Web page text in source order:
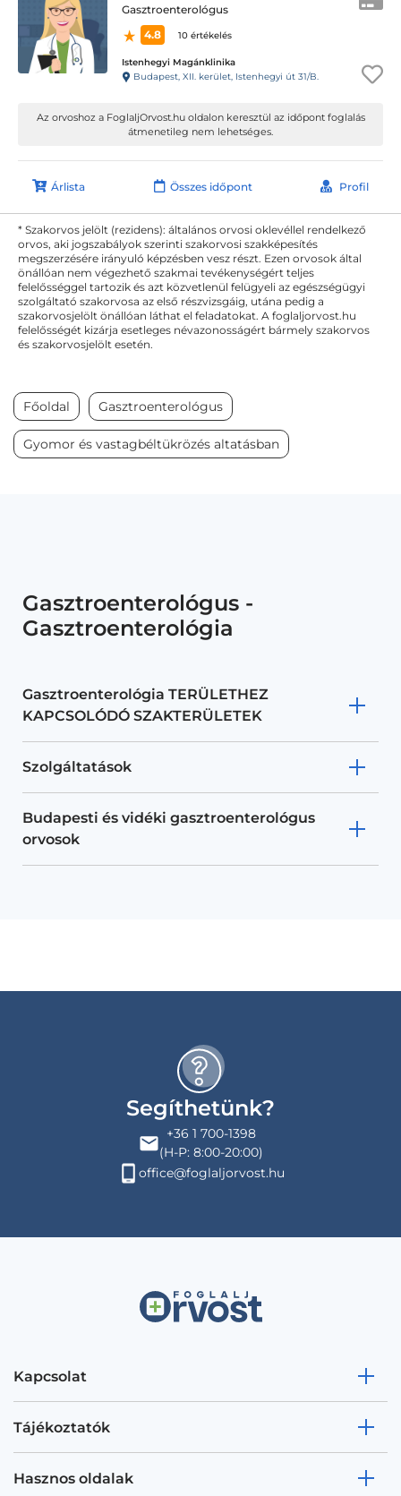
Gasztroenterológus
4.8
10 értékelés
Istenhegyi Magánklinika
Budapest, XII. kerület, Istenhegyi út 31/B.
Az orvoshoz a FoglaljOrvost.hu oldalon keresztül az időpont foglalás
átmenetileg nem lehetséges.
Árlista Összes időpont Profil
* Szakorvos jelölt (rezidens): általános orvosi oklevéllel rendelkező
orvos, aki jogszabályok szerinti szakorvosi szakképesítés
megszerzésére irányuló képzésben vesz részt. Ezen orvosok által
önállóan nem végezhető szakmai tevékenységért teljes
felelősséggel tartozik és azt közvetlenül felügyeli az egészségügyi
szolgáltató szakorvosa az első részvizsgáig, utána pedig a
szakorvosjelölt önállóan láthat el feladatokat. A foglaljorvost.hu
felelősségét kizárja esetleges névazonosságért bármely szakorvos
és szakorvosjelölt esetén.
Főoldal Gasztroenterológus
Gyomor és vastagbéltükrözés altatásban
Gasztroenterológus -
Gasztroenterológia
Gasztroenterológia TERÜLETHEZ
KAPCSOLÓDÓ SZAKTERÜLETEK
Szolgáltatások
Budapesti és vidéki gasztroenterológus
orvosok
Segíthetünk?
+36 1 700-1398
(H-P: 8:00-20:00)
office@foglaljorvost.hu
Kapcsolat
Tájékoztatók
Hasznos oldalak